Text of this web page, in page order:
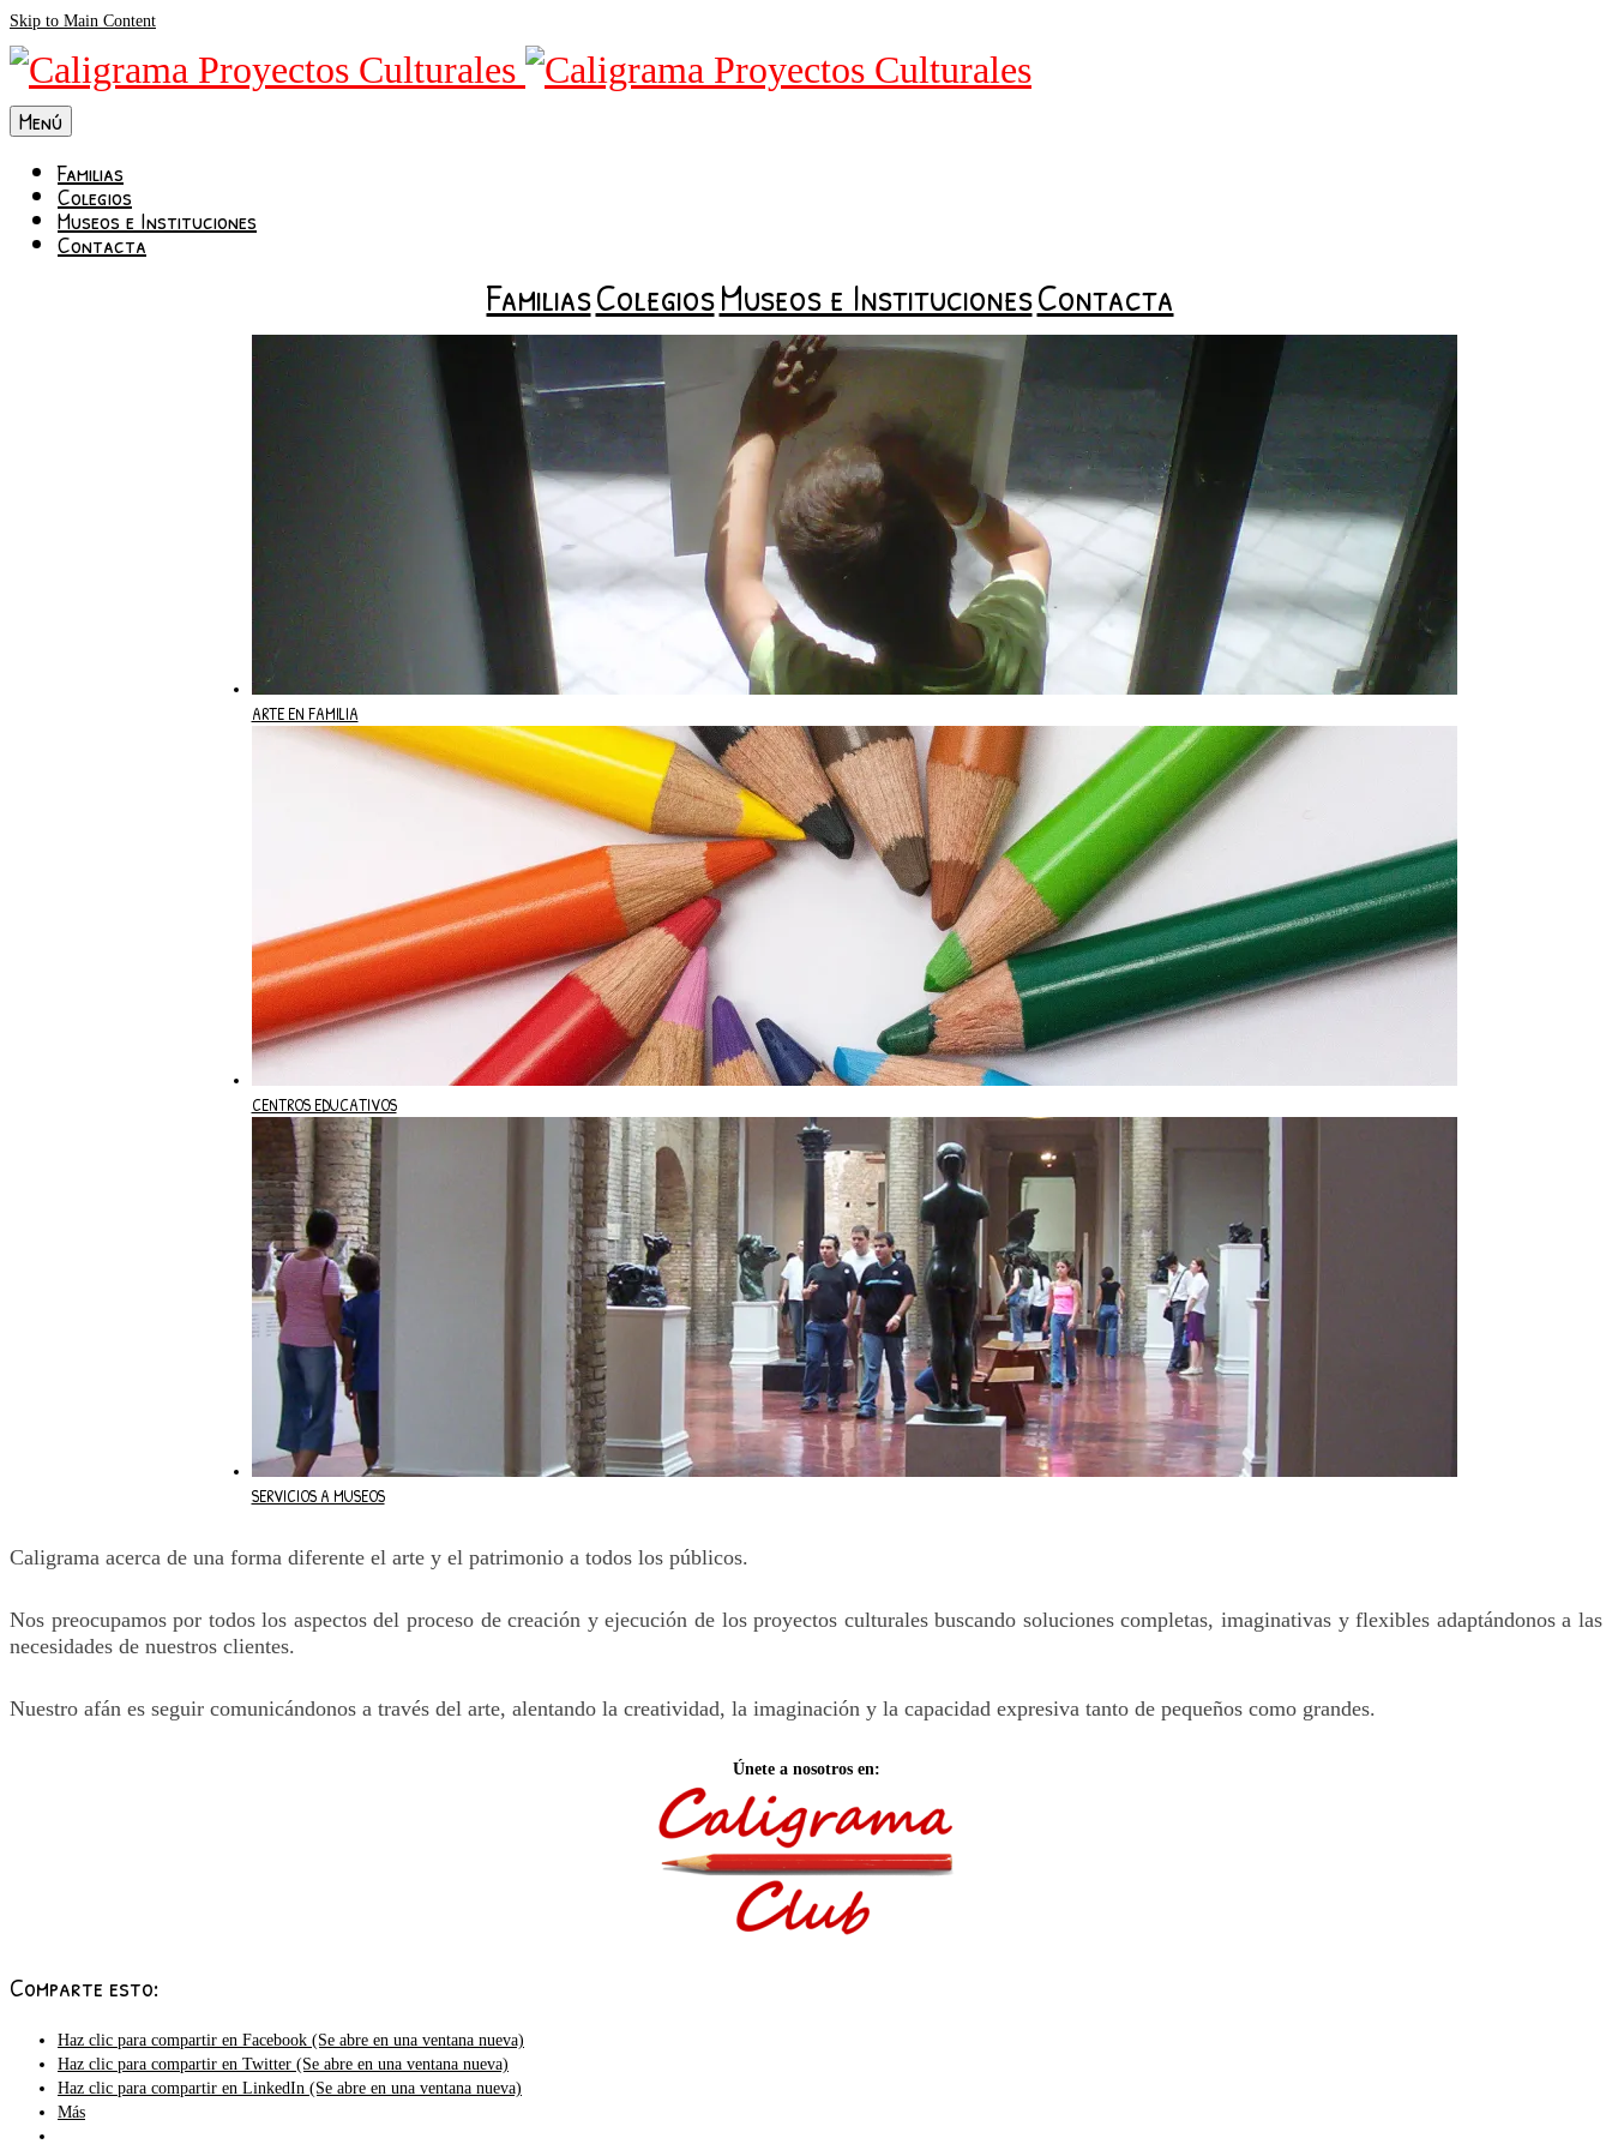
Skip to Main Content
Menú
Familias
Colegios
Museos e Instituciones
Contacta
FamiliasColegiosMuseos e InstitucionesContacta
ARTE EN FAMILIA
CENTROS EDUCATIVOS
SERVICIOS A MUSEOS
Caligrama acerca de una forma diferente el arte y el patrimonio a todos los públicos.
Nos preocupamos por todos los aspectos del proceso de creación y ejecución de los proyectos culturales buscando soluciones completas, imaginativas y flexibles adaptándonos a las
necesidades de nuestros clientes.
Nuestro afán es seguir comunicándonos a través del arte, alentando la creatividad, la imaginación y la capacidad expresiva tanto de pequeños como grandes.
Únete a nosotros en:
Comparte esto:
Haz clic para compartir en Facebook (Se abre en una ventana nueva)
Haz clic para compartir en Twitter (Se abre en una ventana nueva)
Haz clic para compartir en LinkedIn (Se abre en una ventana nueva)
Más